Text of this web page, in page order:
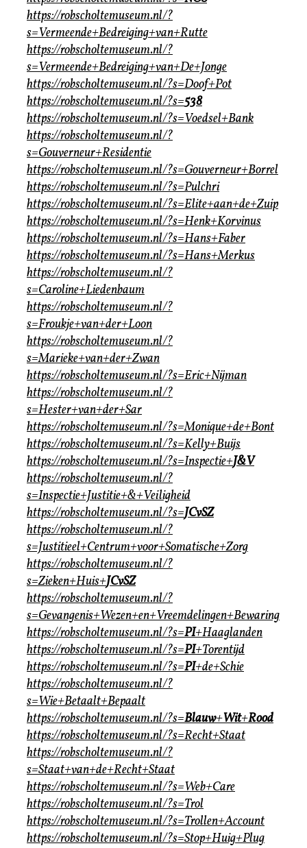
https://robscholtemuseum.nl/?
s=Vermeende+Bedreiging+van+Rutte
https://robscholtemuseum.nl/?
s=Vermeende+Bedreiging+van+De+Jonge
https://robscholtemuseum.nl/?s=Doof+Pot
https://robscholtemuseum.nl/?s=538
https://robscholtemuseum.nl/?s=Voedsel+Bank
https://robscholtemuseum.nl/?
s=Gouverneur+Residentie
https://robscholtemuseum.nl/?s=Gouverneur+Borrel
https://robscholtemuseum.nl/?s=Pulchri
https://robscholtemuseum.nl/?s=Elite+aan+de+Zuip
https://robscholtemuseum.nl/?s=Henk+Korvinus
https://robscholtemuseum.nl/?s=Hans+Faber
https://robscholtemuseum.nl/?s=Hans+Merkus
https://robscholtemuseum.nl/?
s=Caroline+Liedenbaum
https://robscholtemuseum.nl/?
s=Froukje+van+der+Loon
https://robscholtemuseum.nl/?
s=Marieke+van+der+Zwan
https://robscholtemuseum.nl/?s=Eric+Nijman
https://robscholtemuseum.nl/?
s=Hester+van+der+Sar
https://robscholtemuseum.nl/?s=Monique+de+Bont
https://robscholtemuseum.nl/?s=Kelly+Buijs
https://robscholtemuseum.nl/?s=Inspectie+J&V
https://robscholtemuseum.nl/?
s=Inspectie+Justitie+&+Veiligheid
https://robscholtemuseum.nl/?s=JCvSZ
https://robscholtemuseum.nl/?
s=Justitieel+Centrum+voor+Somatische+Zorg
https://robscholtemuseum.nl/?
s=Zieken+Huis+JCvSZ
https://robscholtemuseum.nl/?
s=Gevangenis+Wezen+en+Vreemdelingen+Bewaring
https://robscholtemuseum.nl/?s=PI+Haaglanden
https://robscholtemuseum.nl/?s=PI+Torentijd
https://robscholtemuseum.nl/?s=PI+de+Schie
https://robscholtemuseum.nl/?
s=Wie+Betaalt+Bepaalt
https://robscholtemuseum.nl/?s=Blauw+Wit+Rood
https://robscholtemuseum.nl/?s=Recht+Staat
https://robscholtemuseum.nl/?
s=Staat+van+de+Recht+Staat
https://robscholtemuseum.nl/?s=Web+Care
https://robscholtemuseum.nl/?s=Trol
https://robscholtemuseum.nl/?s=Trollen+Account
https://robscholtemuseum.nl/?s=Stop+Huig+Plug